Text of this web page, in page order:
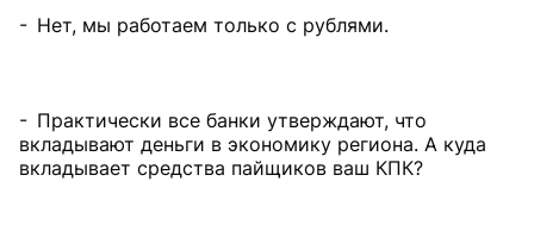
- Нет, мы работаем только с рублями.
- Практически все банки утверждают, что
вкладывают деньги в экономику региона. А куда
вкладывает средства пайщиков ваш КПК?